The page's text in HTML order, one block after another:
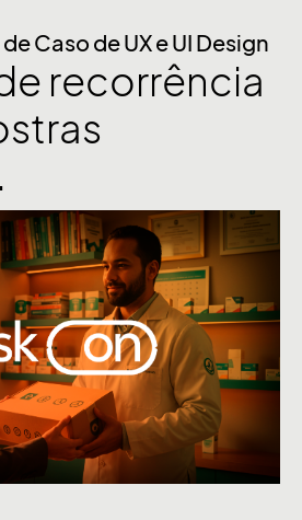
Caso de UX e UI Design
recorrência